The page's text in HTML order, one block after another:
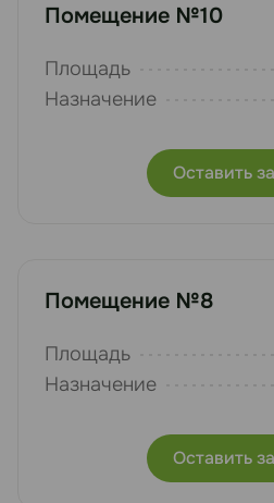
Помещение №10
Площадь
Назначение
Оставить
Помещение №8
Площадь
Назначение
Оставить